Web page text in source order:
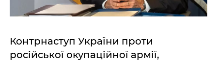
Контрнаступ України проти
російської окупаційної армії,